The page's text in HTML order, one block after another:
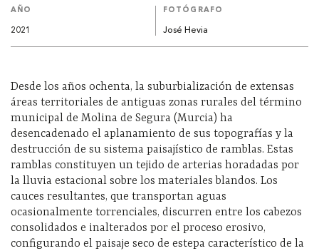
AÑO
2021
FOTÓGRAFO
José Hevia
Desde los años ochenta, la suburbialización de extensas
áreas territoriales de antiguas zonas rurales del término
municipal de Molina de Segura (Murcia) ha
desencadenado el aplanamiento de sus topografías y la
destrucción de su sistema paisajístico de ramblas. Estas
ramblas constituyen un tejido de arterias horadadas por
la lluvia estacional sobre los materiales blandos. Los
cauces resultantes, que transportan aguas
ocasionalmente torrenciales, discurren entre los cabezos
consolidados e inalterados por el proceso erosivo,
configurando el paisaje seco de estepa característico de la